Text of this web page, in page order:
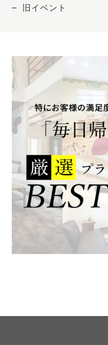
旧イベント